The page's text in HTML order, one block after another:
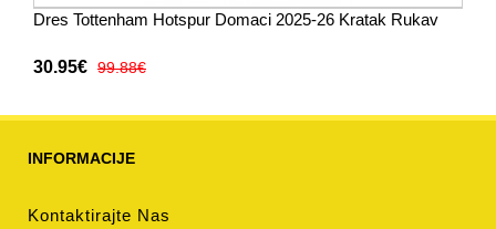
Dres Tottenham Hotspur Domaci 2025-26 Kratak Rukav
30.95€ 99.88€
INFORMACIJE
Kontaktirajte Nas